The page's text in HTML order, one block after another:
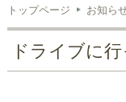
トップページ お知ら
ドライブに